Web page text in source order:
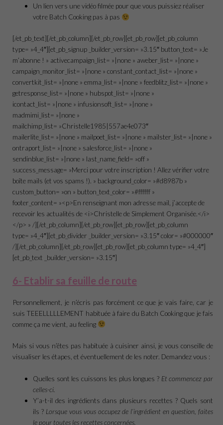
Un lien vers une vidéo filmée pour que vous puissiez réaliser
votre Batch Cooking pas à pas
[/et_pb_text][/et_pb_column][/et_pb_row][et_pb_row][et_pb_column
type= »4_4″][et_pb_signup _builder_version= »3.15″ button_text= »Je
m’abonne ! » activecampaign_list= »|none » aweber_list= »|none »
campaign_monitor_list= »|none » constant_contact_list= »|none »
convertkit_list= »|none » emma_list= »|none » feedblitz_list= »|none »
getresponse_list= »|none » hubspot_list= »|none »
icontact_list= »|none » infusionsoft_list= »|none »
madmimi_list= »|none »
mailchimp_list= »Christelle1985|557ae4e073″
mailerlite_list= »|none » mailpoet_list= »|none » mailster_list= »|none »
ontraport_list= »|none » salesforce_list= »|none »
sendinblue_list= »|none » last_name_field= »off »
success_message= »Merci pour votre inscription ! Allez vérifier votre
boîte mails (et vos spams !). » background_color= »#d8987b »
custom_button= »on » button_text_color= »#ffffff »
footer_content= »<p>En renseignant mon adresse mail, j’accepte de
recevoir les actualités de <i>Christelle de Simplement Organisée.</i>
</p> » /][/et_pb_column][/et_pb_row][et_pb_row][et_pb_column
type= »4_4″][et_pb_divider _builder_version= »3.15″ color= »#000000″
/][/et_pb_column][/et_pb_row][et_pb_row][et_pb_column type= »4_4″]
[et_pb_text _builder_version= »3.15″]
6- Etablir sa feuille de route
Personnellement, je n’écris pas forcément ce que je vais faire, car je
suis TEEELLLLLEMENT habituée à faire du Batch Cooking que je fais
comme ça me vient, au feeling
Mais si vous n’êtes pas habituée à cuisiner ainsi, je vous conseille de
visualiser les étapes, et éventuellement de les noter. Demandez vous :
Quelles sont les cuissons les plus longues ? Et commencez par
celles-ci.
Y’a-t-il des ingrédients dans plusieurs recettes ? Quels sont
ils ? Lorsque vous vous occupez de l’ingrédient en question, faites
le pour toutes les recettes concernées.